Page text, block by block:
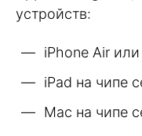
устройств:
iPhone Air
iPad на чипе
Mac на чипе